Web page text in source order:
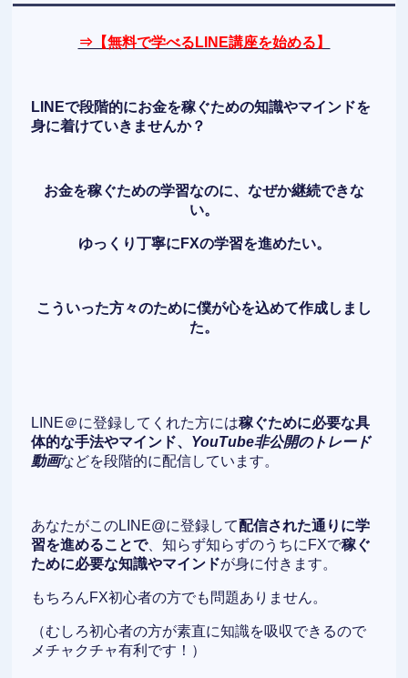
⇒【無料で学べるLINE講座を始める】
LINEで段階的にお金を稼ぐための知識やマインドを
身に着けていきませんか？
お金を稼ぐための学習なのに、なぜか継続できな
い。
ゆっくり丁寧にFXの学習を進めたい。
こういった方々のために僕が心を込めて作成しまし
た。
LINE＠に登録してくれた方には稼ぐために必要な具
体的な手法やマインド、 YouTube非公開のトレード
動画などを段階的に配信しています。
あなたがこのLINE@に登録して配信された通りに学
習を進めることで、知らず知らずのうちにFXで稼ぐ
ために必要な知識やマインドが身に付きます。
もちろんFX初心者の方でも問題ありません。
（むしろ初心者の方が素直に知識を吸収できるので
メチャクチャ有利です！）